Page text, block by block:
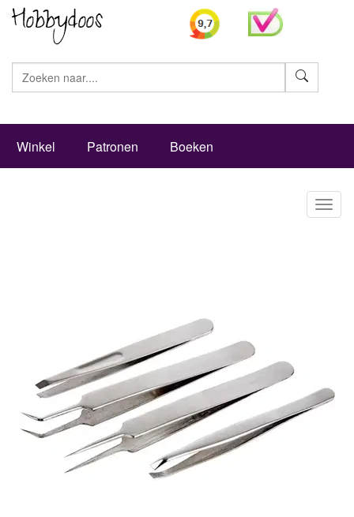
Winkel Patronen Boeken